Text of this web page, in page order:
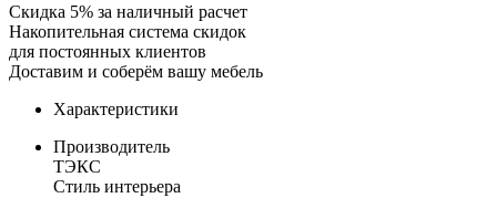
Скидка 5% за наличный расчет
Накопительная система скидок
для постоянных клиентов
Доставим и соберём вашу мебель
Характеристики
Производитель
ТЭКС
Стиль интерьера